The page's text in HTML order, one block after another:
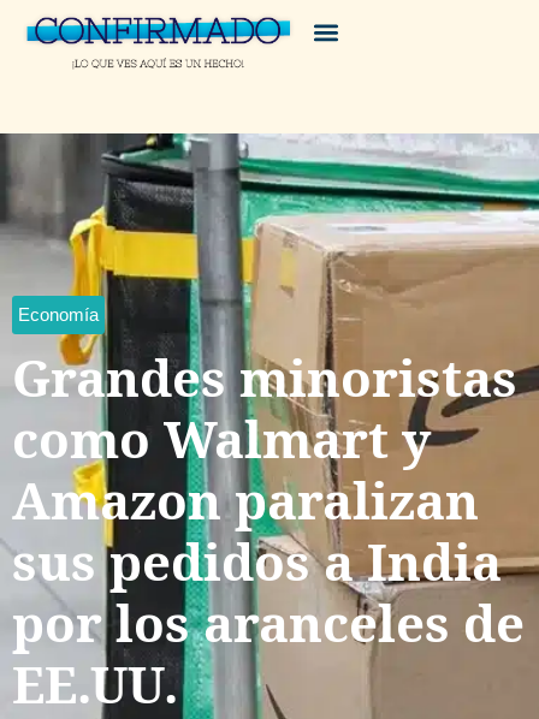
Economía
Grandes minoristas
como Walmart y
Amazon paralizan
sus pedidos a India
por los aranceles de
EE.UU.